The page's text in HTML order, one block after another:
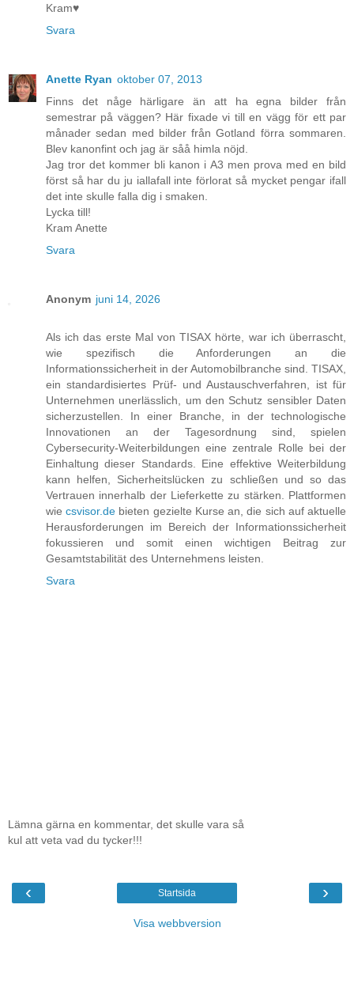
Kram♥
Svara
Anette Ryan oktober 07, 2013
Finns det någe härligare än att ha egna bilder från
semestrar på väggen? Här fixade vi till en vägg för ett par
månader sedan med bilder från Gotland förra sommaren.
Blev kanonfint och jag är såå himla nöjd.
Jag tror det kommer bli kanon i A3 men prova med en bild
först så har du ju iallafall inte förlorat så mycket pengar ifall
det inte skulle falla dig i smaken.
Lycka till!
Kram Anette
Svara
Anonym juni 14, 2026
Als ich das erste Mal von TISAX hörte, war ich überrascht,
wie spezifisch die Anforderungen an die
Informationssicherheit in der Automobilbranche sind. TISAX,
ein standardisiertes Prüf- und Austauschverfahren, ist für
Unternehmen unerlässlich, um den Schutz sensibler Daten
sicherzustellen. In einer Branche, in der technologische
Innovationen an der Tagesordnung sind, spielen
Cybersecurity-Weiterbildungen eine zentrale Rolle bei der
Einhaltung dieser Standards. Eine effektive Weiterbildung
kann helfen, Sicherheitslücken zu schließen und so das
Vertrauen innerhalb der Lieferkette zu stärken. Plattformen
wiecsvisor.de bieten gezielte Kurse an, die sich auf aktuelle
Herausforderungen im Bereich der Informationssicherheit
fokussieren und somit einen wichtigen Beitrag zur
Gesamtstabilität des Unternehmens leisten.
Svara
Lämna gärna en kommentar, det skulle vara så
kul att veta vad du tycker!!!
‹ ›
Startsida
Visa webbversion